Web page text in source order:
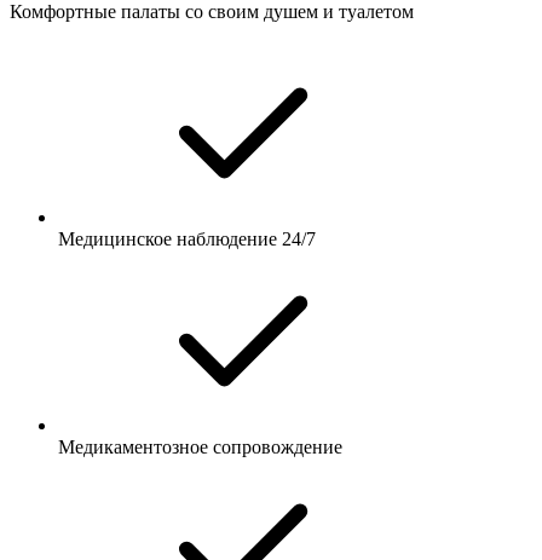
Комфортные палаты со своим душем и туалетом
Медицинское наблюдение 24/7
Медикаментозное сопровождение